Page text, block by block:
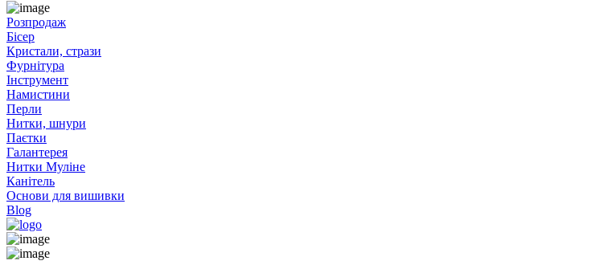
Розпродаж
Бісер
Кристали, стрази
Фурнітура
Інструмент
Намистини
Перли
Нитки, шнури
Паєтки
Галантерея
Нитки Муліне
Канітель
Основи для вишивки
Blog